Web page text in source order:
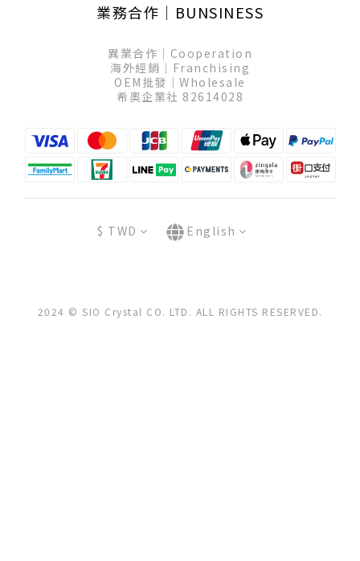
業務合作│BUNSINESS
異業合作│Cooperation
海外經銷│Franchising
OEM批發│Wholesale
希奧企業社 82614028
$ TWD English
2024 © SIO Crystal CO. LTD. ALL RIGHTS RESERVED.